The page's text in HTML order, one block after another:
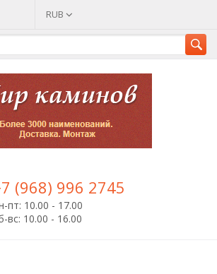
RUB
(968) 996 2745
пт: 10.00 - 17.00
вс: 10.00 - 16.00